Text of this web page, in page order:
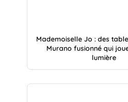
Mademoiselle Jo : des
Murano fusionné qui
lumière